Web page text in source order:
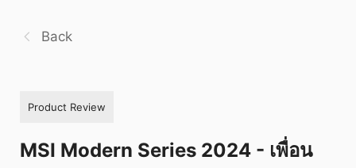
Back
Product Review
MSI Modern Series 2024 - เพื่อน